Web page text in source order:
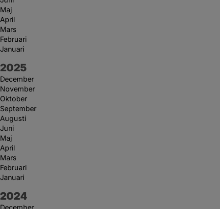
Maj
April
Mars
Februari
Januari
År:
2025
December
November
Oktober
September
Augusti
Juni
Maj
April
Mars
Februari
Januari
År:
2024
December